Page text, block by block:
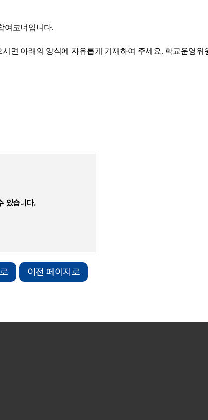
여코너입니다.
시면 아래의 양식에 자유롭게 기재하여 주세요. 학교운영위
있습니다.
이전 페이지로